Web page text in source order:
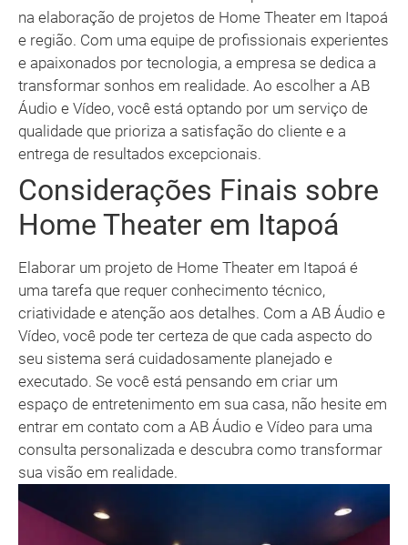
na elaboração de projetos de Home Theater em Itapoá
e região. Com uma equipe de profissionais experientes
e apaixonados por tecnologia, a empresa se dedica a
transformar sonhos em realidade. Ao escolher a AB
Áudio e Vídeo, você está optando por um serviço de
qualidade que prioriza a satisfação do cliente e a
entrega de resultados excepcionais.
Considerações Finais sobre
Home Theater em Itapoá
Elaborar um projeto de Home Theater em Itapoá é
uma tarefa que requer conhecimento técnico,
criatividade e atenção aos detalhes. Com a AB Áudio e
Vídeo, você pode ter certeza de que cada aspecto do
seu sistema será cuidadosamente planejado e
executado. Se você está pensando em criar um
espaço de entretenimento em sua casa, não hesite em
entrar em contato com a AB Áudio e Vídeo para uma
consulta personalizada e descubra como transformar
sua visão em realidade.